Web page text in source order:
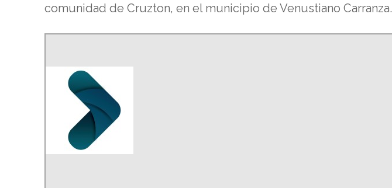
comunidad de Cruzton, en el municipio de Venustiano Carranza.